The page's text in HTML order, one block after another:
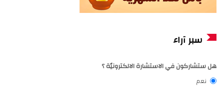
سبر آراء
هل ستشاركون في الاستشارة الالكترونيّة ؟
نعم